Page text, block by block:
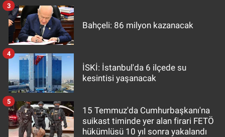
Bahçeli: 86 milyon kazanacak
3
İSKİ: İstanbul'da 6 ilçede su
kesintisi yaşanacak
4
15 Temmuz'da Cumhurbaşkanı'na
suikast timinde yer alan firari FETÖ
hükümlüsü 10 yıl sonra yakalandı
5